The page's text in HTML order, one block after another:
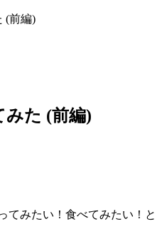
(前編)
みた (前編)
てみたい！食べてみたい！と